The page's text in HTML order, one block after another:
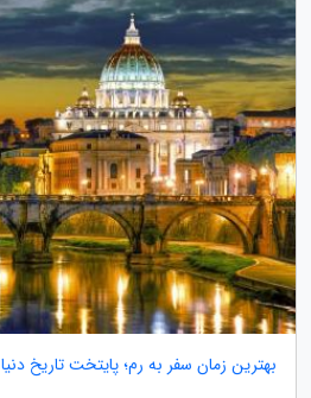
بهترین زمان سفر به رم؛ پایتخت تاریخ دنیا